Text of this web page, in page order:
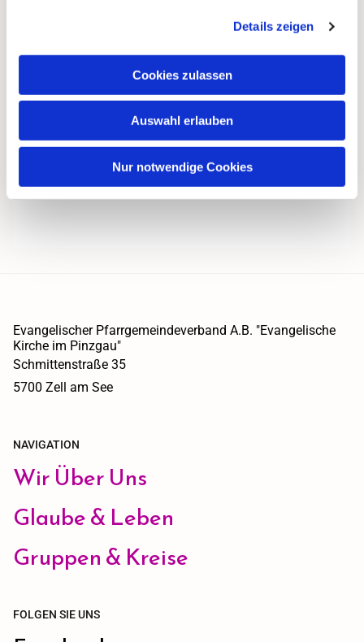
Details zeigen
Cookies zulassen
Auswahl erlauben
Nur notwendige Cookies
Evangelischer Pfarrgemeindeverband A.B. "Evangelische
Kirche im Pinzgau"
Schmittenstraße 35
5700 Zell am See
NAVIGATION
Wir Über Uns
Glaube & Leben
Gruppen & Kreise
FOLGEN SIE UNS